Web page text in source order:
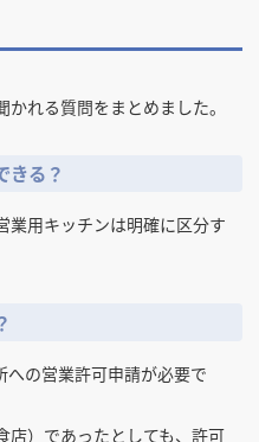
れる質問をまとめました。
きる？
業用キッチンは明確に区分す
への営業許可申請が必要で
店）であったとしても、許可